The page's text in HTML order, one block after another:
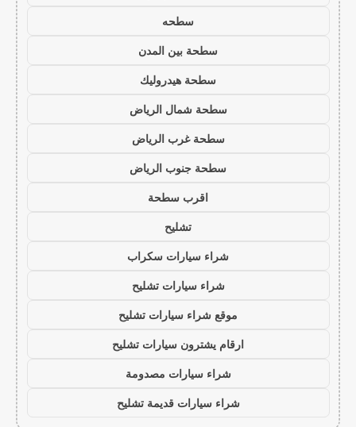
سطحه
سطحة بين المدن
سطحة هيدروليك
سطحة شمال الرياض
سطحة غرب الرياض
سطحة جنوب الرياض
اقرب سطحة
تشليح
شراء سيارات سكراب
شراء سيارات تشليح
موقع شراء سيارات تشليح
ارقام يشترون سيارات تشليح
شراء سيارات مصدومة
شراء سيارات قديمة تشليح